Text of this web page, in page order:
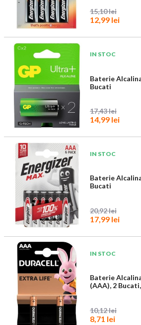
15,10 lei
12,99 lei
IN STOC
Baterie
Bucati
17,43 lei
14,99 lei
IN STOC
Baterie
Bucati
20,92 lei
17,99 lei
IN STOC
Baterie
(AAA), 2
10,12 lei
8,71 lei